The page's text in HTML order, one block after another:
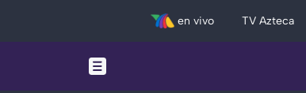
en vivo TV Azteca